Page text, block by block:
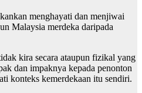
menghayati dan menjiwai
Malaysia merdeka daripada
kira secara ataupun fizikal yang
dan impaknya kepada penonton
konteks kemerdekaan itu sendiri.